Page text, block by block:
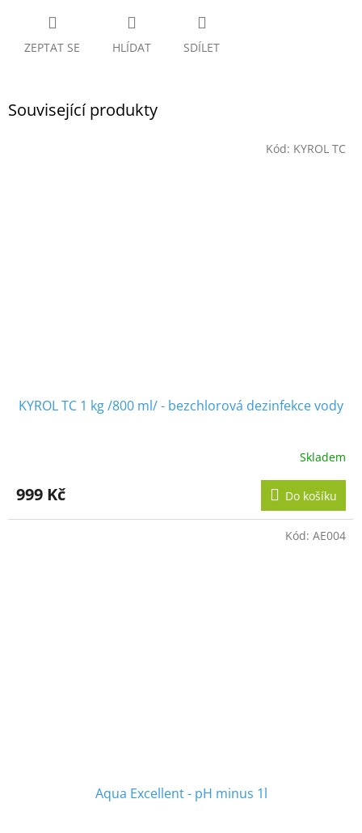
ZEPTAT SE HLÍDAT SDÍLET
Související produkty
KYROL TC 1 kg /800 ml/ - bezchlorová dezinfekce vody
produktu
je
5,0
Skladem
999 Kč Do košíku
Kód: KYROL TC
Aqua Excellent - pH minus 1l
Kód: AE004